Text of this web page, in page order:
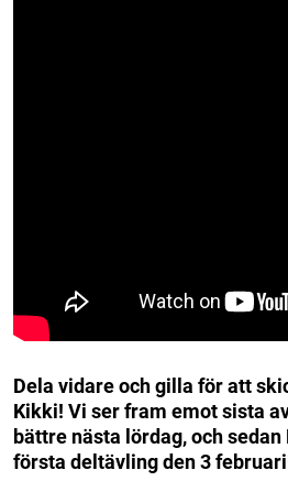
Dela vidare och gilla för att
Kikki! Vi ser fram emot sista
bättre nästa lördag, och
första deltävling den 3